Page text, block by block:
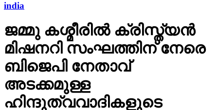
india
ജമ്മു കശ്മീരില്‍ ക്രിസ്ത്യന്‍
മിഷനറി സംഘത്തിന് നേരെ
ബിജെപി നേതാവ്
അടക്കമുള്ള
ഹിന്ദുത്വവാദികളുടെ